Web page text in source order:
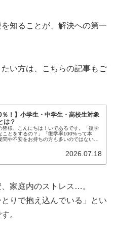
知ることが、解決への第一
い方は、こちらの記事もご
％！】小学生・中学生・高校生対象
は？
皆様、こんにちは！いであるです。「復学
ことをするの？」「復学率100%って本
問や不安をお持ちの方も多いのではないで
2026.07.18
家庭内のストレス…。
りで抱え込んでいる」とい
。